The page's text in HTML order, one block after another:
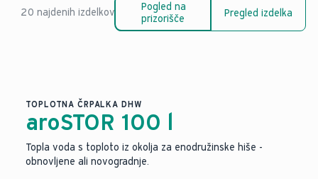
20 najdenih izdelkov
Pogled na
prizorišče
Pregled izdelka
TOPLOTNA ČRPALKA DHW
aroSTOR 100 l
Topla voda s toploto iz okolja za enodružinske hiše -
obnovljene ali novogradnje.